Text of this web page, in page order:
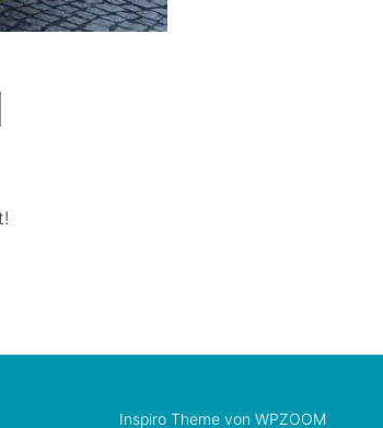
Inspiro Theme von WPZOOM